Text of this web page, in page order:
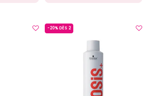
-20% DÈS 2